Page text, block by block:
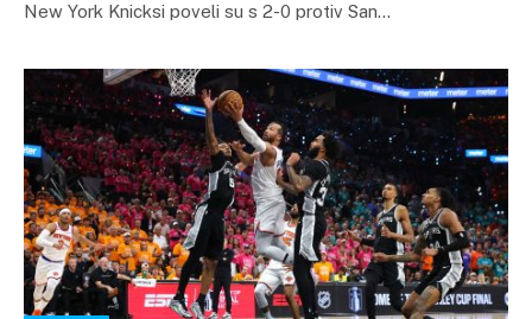
New York Knicksi poveli su s 2-0 protiv San…